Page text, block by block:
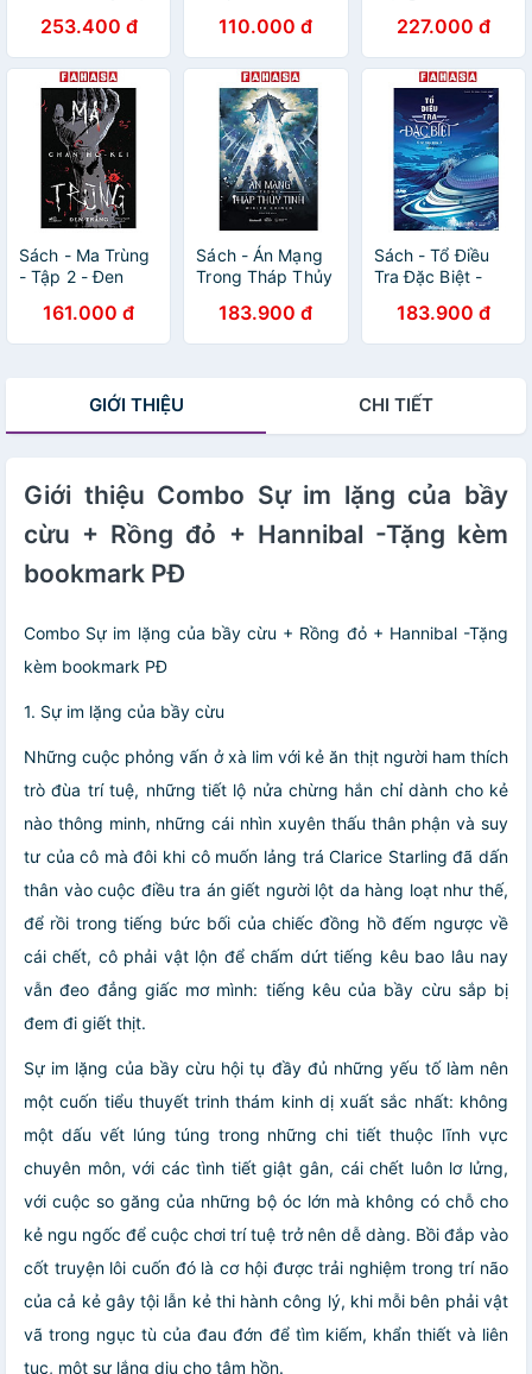
Yếu Trở Thành Kẻ
Săn Mồi + Hồ Sơ
Máu - Vén Màn
13 Vụ Án Rúng
Động Mọi Thời
Đại (Bộ 2 Cuốn)
253.400 đ 110.000 đ 227.000 đ
Sách - Ma Trùng
- Tập 2 - Đen
161.000 đ
Sách - Án Mạng
Trong Tháp Thủy
183.900 đ
Sách - Tổ Điều
Tra Đặc Biệt -
183.900 đ
GIỚI THIỆU CHI TIẾT
Giới thiệu Combo Sự im lặng của bầy
cừu + Rồng đỏ + Hannibal -Tặng kèm
bookmark PĐ
Combo Sự im lặng của bầy cừu + Rồng đỏ + Hannibal -Tặng
kèm bookmark PĐ
1. Sự im lặng của bầy cừu
Những cuộc phỏng vấn ở xà lim với kẻ ăn thịt người ham thích
trò đùa trí tuệ, những tiết lộ nửa chừng hắn chỉ dành cho kẻ
nào thông minh, những cái nhìn xuyên thấu thân phận và suy
tư của cô mà đôi khi cô muốn lảng trá Clarice Starling đã dấn
thân vào cuộc điều tra án giết người lột da hàng loạt như thế,
để rồi trong tiếng bức bối của chiếc đồng hồ đếm ngược về
cái chết, cô phải vật lộn để chấm dứt tiếng kêu bao lâu nay
vẫn đeo đẳng giấc mơ mình: tiếng kêu của bầy cừu sắp bị
đem đi giết thịt.
Sự im lặng của bầy cừu hội tụ đầy đủ những yếu tố làm nên
một cuốn tiểu thuyết trinh thám kinh dị xuất sắc nhất: không
một dấu vết lúng túng trong những chi tiết thuộc lĩnh vực
chuyên môn, với các tình tiết giật gân, cái chết luôn lơ lửng,
với cuộc so găng của những bộ óc lớn mà không có chỗ cho
kẻ ngu ngốc để cuộc chơi trí tuệ trở nên dễ dàng. Bồi đắp vào
cốt truyện lôi cuốn đó là cơ hội được trải nghiệm trong trí não
của cả kẻ gây tội lẫn kẻ thi hành công lý, khi mỗi bên phải vật
vã trong ngục tù của đau đớn để tìm kiếm, khẩn thiết và liên
tục, một sự lắng dịu cho tâm hồn.